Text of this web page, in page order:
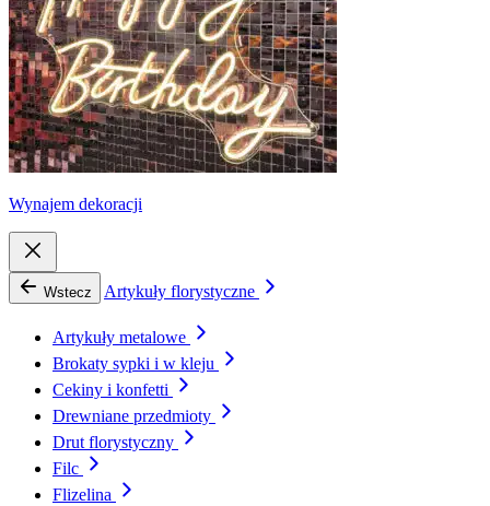
Wynajem dekoracji
Wstecz Artykuły florystyczne
Artykuły metalowe
Brokaty sypki i w kleju
Cekiny i konfetti
Drewniane przedmioty
Drut florystyczny
Filc
Flizelina